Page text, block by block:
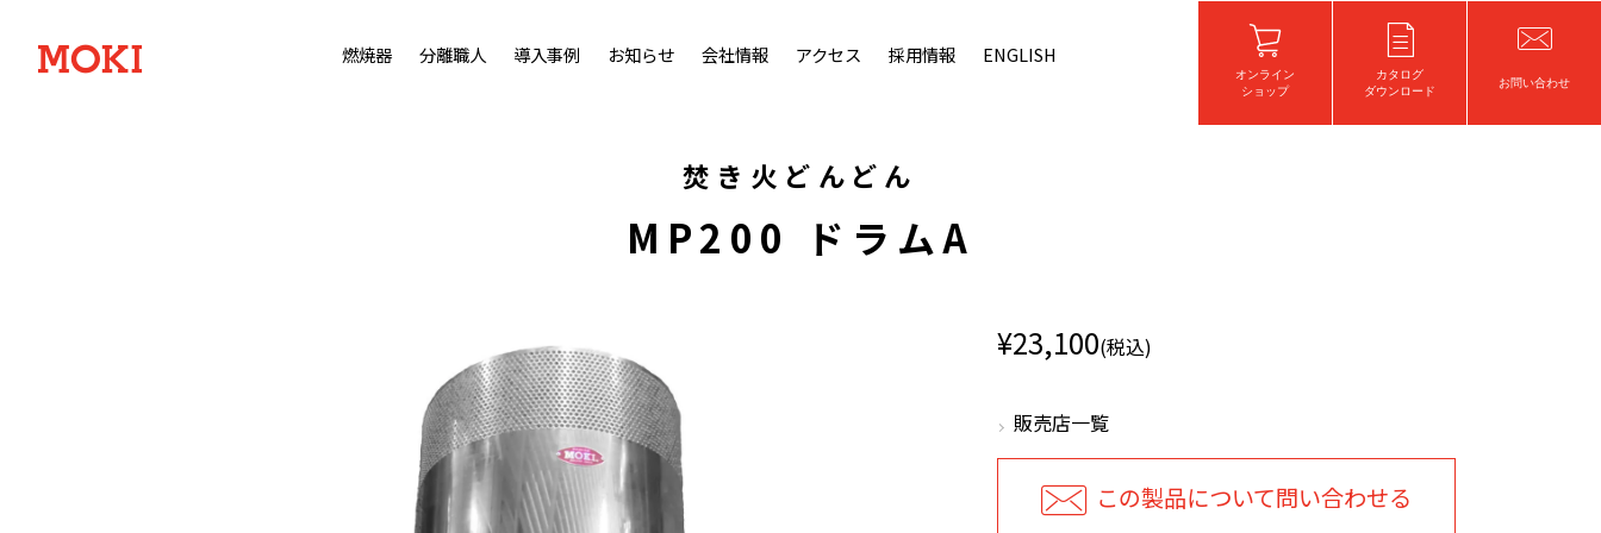
燃焼器 分離職人 導入事例 お知らせ 会社情報 アクセス 採用情報 ENGLISH
オンライン
ショップ
カタログ
ダウンロード
お問い合わせ
焚き火どんどん
MP200 ドラムA
¥23,100(税込)
販売店一覧
この製品について問い合わせる